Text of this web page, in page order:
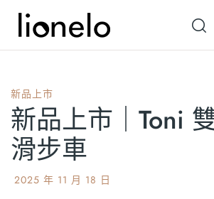
新品上市
新品上市｜Toni
滑步車
2025 年 11 月 18 日